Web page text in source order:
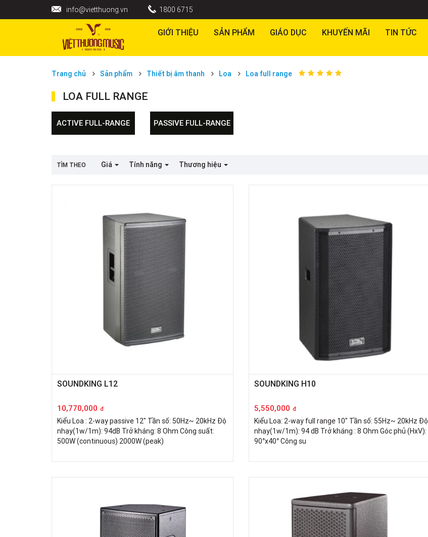
info@vietthuong.vn 1800 6715
GIỚI THIỆU SẢN PHẨM GIÁO DỤC KHUYẾN MÃI TIN TỨC
Trang chủ Sản phẩm Thiết bị âm thanh Loa Loa full range
LOA FULL RANGE
ACTIVE FULL-RANGE PASSIVE FULL-RANGE
TÌM THEO Giá Tính năng Thương hiệu
SOUNDKING L12
10,770,000 đ
Kiểu Loa : 2-way passive 12" Tần số: 50Hz~ 20kHz Độ
nhạy(1w/1m): 94dB Trở kháng: 8 Ohm Công suất:
500W (continuous) 2000W (peak)
SOUNDKING H10
5,550,000 đ
Kiểu Loa: 2-way full range 10" Tần số: 55Hz~ 20kHz Độ
nhạy(1w/1m): 94 dB Trở kháng : 8 Ohm Góc phủ (HxV):
90°x40° Công su